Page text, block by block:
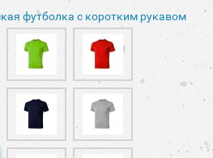
футболка с коротким рукавом